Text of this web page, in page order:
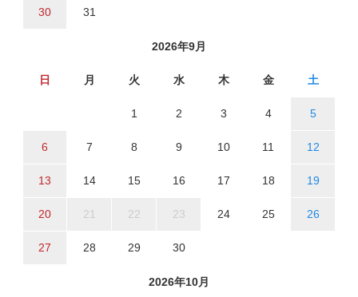
30 31
2026年9月
日 月 火 水 木 金 土
1 2 3 4 5
6 7 8 9 10 11 12
13 14 15 16 17 18 19
20 21 22 23 24 25 26
27 28 29 30
2026年10月